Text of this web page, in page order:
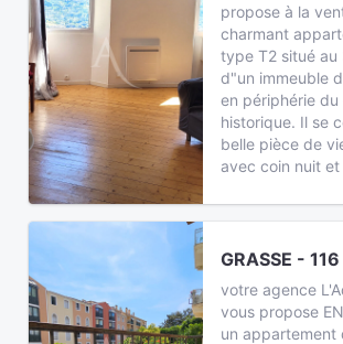
propose à la
charmant
type T2 situé au
d"un immeuble
en périphérie
historique. Il se
belle pièce de
avec coin nuit et
GRASSE -
votre agence
vous propose
un appartement